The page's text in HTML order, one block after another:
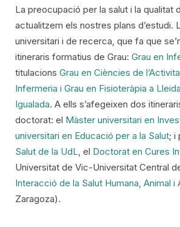
La preocupació per la salut i la qualitat
actualitzem els nostres plans d’estudi.
universitari i de recerca, que fa que
itineraris formatius de Grau: Grau en
titulacions Grau en Ciències de
Infermeria i Grau en Fisioteràpia a Lleida
Igualada. A ells s’afegeixen dos
doctorat: el Màster universitari en
universitari en Educació per a la Salut; i
Salut de la UdL, el Doctorat en Cures
Universitat de Vic-Universitat Central
Interacció de la Salut Humana, Animal i
Zaragoza).